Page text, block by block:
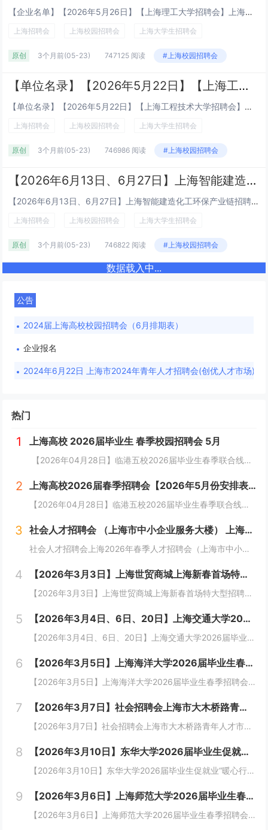
【企业名单】【2026年5月26日】【上海理工大学招聘会】上海理工大学2026届就业冲刺招聘会暨2027届实习招聘会上海理工大学2026届就业冲刺招聘会暨2027届实习招聘会招聘会时间:2026年5月26日(周二)13:30-16:00招聘...
上海招聘会 上海校园招聘会 上海大学生招聘会
原创 3个月前(05-23) 747125 阅读 #上海校园招聘会
【单位名录】【2026年5月22日】【上海工程技术大学招聘会】上海工程技术大学2026届毕业生招聘会暨少数民族专场就业、实习招聘会即将开始 ！
【单位名录】【2026年5月22日】【上海工程技术大学招聘会】上海工程技术大学2026届毕业生招聘会暨少数民族专场就业、实习招聘会即将开始 ！时间：2026年5月22日（周五）13:30-16:00地点：上海工程技术大学松江校区现代交通工程...
上海招聘会 上海校园招聘会 上海大学生招聘会
原创 3个月前(05-23) 746986 阅读 #上海校园招聘会
【2026年6月13日、6月27日】上海智能建造化工环保产业链招聘会（上海市中小企业服务大楼）
【2026年6月13日、6月27日】上海智能建造化工环保产业链招聘会（上海市中小企业服务大楼） 招聘会主题：2026年上海智能建造化工环保产业链招聘会（土木工程、建筑建材、装潢设计、环境环保、化工化学） &n...
上海招聘会 上海校园招聘会 上海大学生招聘会
原创 3个月前(05-23) 746822 阅读 #上海校园招聘会
数据载入中...
公告
2024届上海高校校园招聘会（6月排期表）
企业报名
2024年6月22日 上海市2024年青年人才招聘会(创优人才市场)（上海市中小企业服务大楼）
热门
1 上海高校 2026届毕业生 春季校园招聘会 5月
【2026年04月28日】临港五校2026届毕业生春季联合线下招聘会（电机、海事、海洋、电力、建桥）（4.28）线下计划招募300家〖招聘会时间〗2026年04月28日（星期二） 13：00~15：30〖招聘会地点〗上海电机学院...
2 上海高校2026届春季招聘会【2026年5月份安排表】
【2026年04月28日】临港五校2026届毕业生春季联合线下招聘会（电机、海事、海洋、电力、建桥）（4.28）线下计划招募300家〖招聘会时间〗2026年04月28日（星期二） 13：00~15：30〖招聘会地点〗上海电机学院临港校区体育...
3 社会人才招聘会 （上海市中小企业服务大楼） 上海人才市场招聘会排期表 2026年春季
社会人才招聘会上海2026年春季人才招聘会（上海市中小企业服务大楼） 招聘会主题：上海2026年春季青年人才招聘会（上海市中小企业服务大楼）上海人才市场招聘会时间： 诚邀涉及以下...
4 【2026年3月3日】上海世贸商城上海新春首场特大型招聘会暨长三角地区人才招聘会
【2026年3月3日】上海世贸商城上海新春首场特大型招聘会暨长三角地区人才招聘会 新年超大规模3月3日 上海大型招聘会暨长三角地区人才招聘会60所上海高校联合校园招聘会1200家企业—3万毕业生到现场2026年3月3日60所上海高...
5 【2026年3月4日、6日、20日】上海交通大学2026届毕业生春季招聘会
【2026年3月4日、6日、20日】上海交通大学2026届毕业生春季招聘会 为贯彻落实党中央、国务院决策部署，进一步促进毕业生更高质量充分就业，学校计划于2026年03月04日、2026年03月06日、3月20日在闵行校区开展上海...
6 【2026年3月5日】上海海洋大学2026届毕业生春季招聘会
【2026年3月5日】上海海洋大学2026届毕业生春季招聘会企业参会邀请函TO：尊敬的各用人单位：衷心感谢贵单位对上海市高校毕业生就业工作的大力支持!2026届毕业季将至，为进一步推进2026届上海市高校毕业生高质量、深层次、多元化就业，现...
7 【2026年3月7日】社会招聘会上海市大木桥路青年人才市场 春季综合人才招聘会
【2026年3月7日】社会招聘会上海市大木桥路青年人才市场 春季综合人才招聘会 上海市2026年青年招聘会(创优市场) 尊敬的用人单位： 为积极引导上海市青...
8 【2026年3月10日】东华大学2026届毕业生促就业“暖心行动”春季招聘会（松江校区）
【2026年3月10日】东华大学2026届毕业生促就业“暖心行动”春季招聘会（松江校区）时间：2026年3月10日（星期二） 13:30~16:00地址：上海松江区松江大学城东华大学松江校区体育馆(广富林路2399号) “青春有为...
9 【2026年3月6日】上海师范大学2026届毕业生春季招聘会
【2026年3月6日】上海师范大学2026届毕业生春季招聘会 尊敬的用人单位:衷心感谢贵单位对我校毕业生就业工作的大力支持!为进一步做好我校毕业生就业工作，积极为企业和毕业生构建双向选择的桥梁。我校于2026年3月6日...